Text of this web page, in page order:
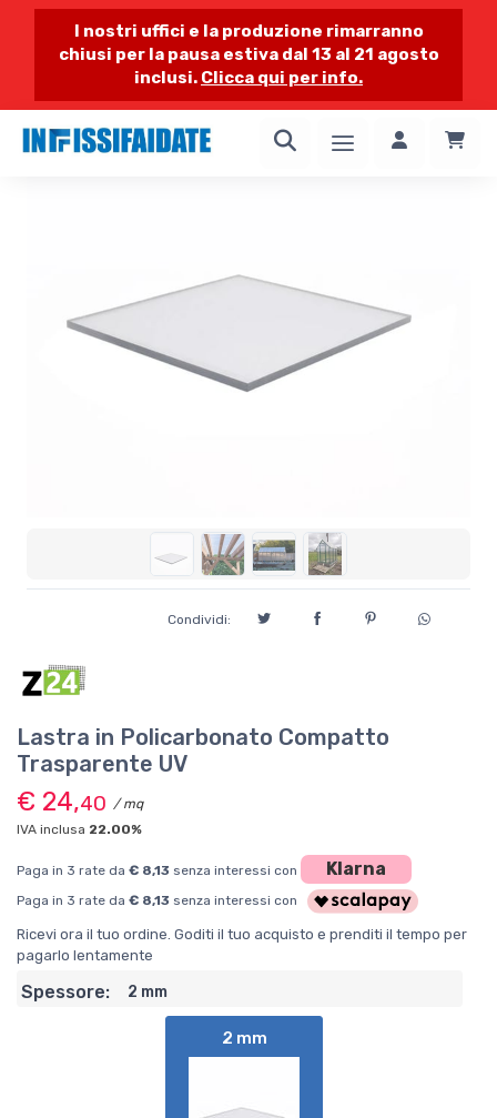
I nostri uffici e la produzione rimarranno
chiusi per la pausa estiva dal 13 al 21 agosto
inclusi. Clicca qui per info.
Condividi:
Lastra in Policarbonato Compatto
Trasparente UV
€ 24,40 / mq
IVA inclusa 22.00%
Paga in 3 rate da € 8,13 senza interessi con Klarna
Paga in 3 rate da € 8,13 senza interessi con
Ricevi ora il tuo ordine. Goditi il tuo acquisto e prenditi il tempo per
pagarlo lentamente
Spessore: 2 mm
2 mm